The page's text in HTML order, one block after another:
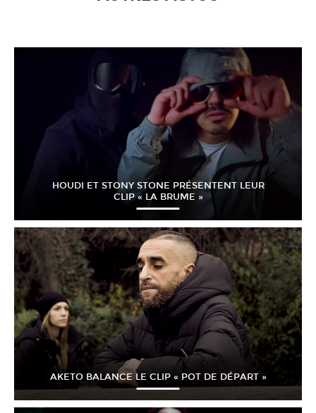
HOUDI ET STONY STONE PRÉSENTENT LEUR
CLIP « LA BRUME »
AKETO BALANCE LE CLIP « POT DE DÉPART »